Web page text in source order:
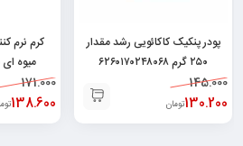
پودر پنکیک کاکائویی رشد مقدار
۲۵۰ گرم ۶۲۶۰۱۷۰۲۴۸۰۶۸
145.000
130.200تومان
کرم نرم
لیتر۶۲۶۰۴۸۲۵۲۱۳۷۸
171.000
138.600